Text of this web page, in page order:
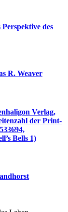
des
R. Weaver
Verlag,
der Print-
Bells 1)